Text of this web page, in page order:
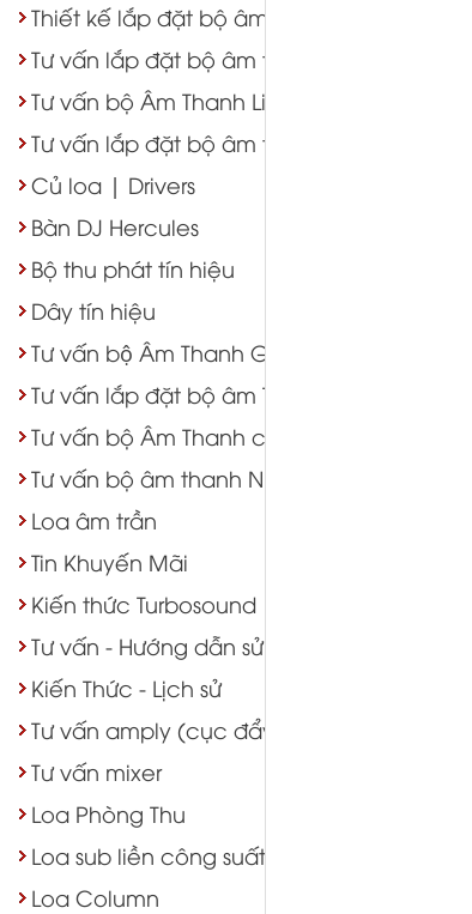
Thiết kế lắp đặt bộ âm thanh hội trường
Tư vấn lắp đặt bộ âm thanh nhà hàng
Tư vấn bộ Âm Thanh Live Stream
Tư vấn lắp đặt bộ âm thanh Cafe
Củ loa | Drivers
Bàn DJ Hercules
Bộ thu phát tín hiệu
Dây tín hiệu
Tư vấn bộ Âm Thanh Gym Yoga Bida
Tư vấn lắp đặt bộ âm Thanh lớp học
Tư vấn bộ Âm Thanh cửa hàng shop TTTM
Tư vấn bộ âm thanh Nhà Chùa
Loa âm trần
Tin Khuyến Mãi
Kiến thức Turbosound
Tư vấn - Hướng dẫn sử dụng
Kiến Thức - Lịch sử
Tư vấn amply (cục đẩy)
Tư vấn mixer
Loa Phòng Thu
Loa sub liền công suất
Loa Column